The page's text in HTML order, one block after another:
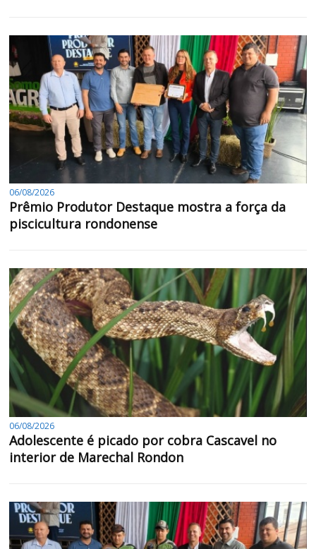
06/08/2026
Prêmio Produtor Destaque mostra a força da
piscicultura rondonense
06/08/2026
Adolescente é picado por cobra Cascavel no
interior de Marechal Rondon